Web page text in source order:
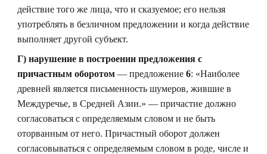
действие того же лица, что и сказуемое; его нельзя
употреблять в безличном предложении и когда действие
выполняет другой субъект.
Г) нарушение в построении предложения с
причастным оборотом — предложение 6: «Наиболее
древней является письменность шумеров, жившие в
Междуречье, в Средней Азии.» — причастие должно
согласоваться с определяемым словом и не быть
оторванным от него. Причастный оборот должен
согласовываться с определяемым словом в роде, числе и